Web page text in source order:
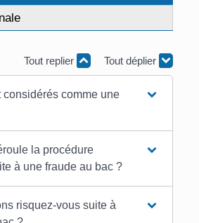
Tout replier Tout déplier
considérés comme une
la procédure
à une fraude au bac ?
risquez-vous suite à